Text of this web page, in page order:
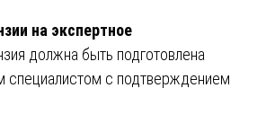
на экспертное
должна быть подготовлена
специалистом с подтверждением